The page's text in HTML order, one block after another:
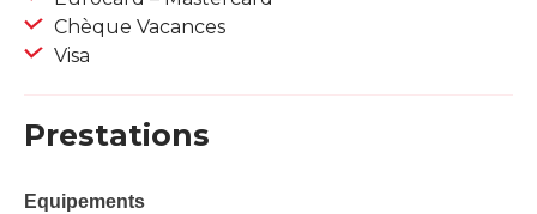
Chèque Vacances
Visa
Prestations
Equipements